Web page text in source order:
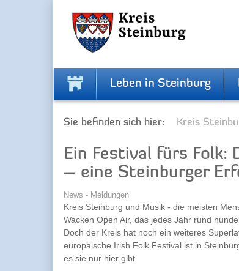
Leben in Steinburg
Sie befinden sich hier: Kreis
Ein Festival fürs Folk:
– eine Steinburger
News - Meldungen
Kreis Steinburg und Musik - die meisten
Wacken Open Air, das jedes Jahr rund
Doch der Kreis hat noch ein weiteres
europäische Irish Folk Festival ist in
es sie nur hier gibt.